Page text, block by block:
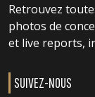
Retrouvez
photos de
et live reports,
SUIVEZ-NOUS